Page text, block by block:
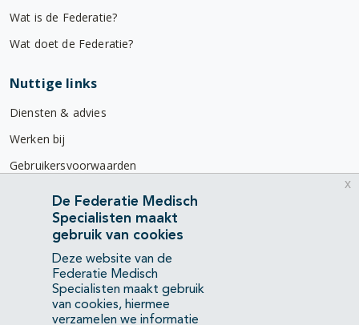
Wat is de Federatie?
Wat doet de Federatie?
Nuttige links
Diensten & advies
Werken bij
Gebruikersvoorwaarden
Privacyverklaring
Contact
Mercatorlaan 1200
3528 BL Utrecht
(088) 505 34 34
De Federatie Medisch
Specialisten maakt
gebruik van cookies
Deze website van de
Federatie Medisch
Specialisten maakt gebruik
van cookies, hiermee
verzamelen we informatie
x